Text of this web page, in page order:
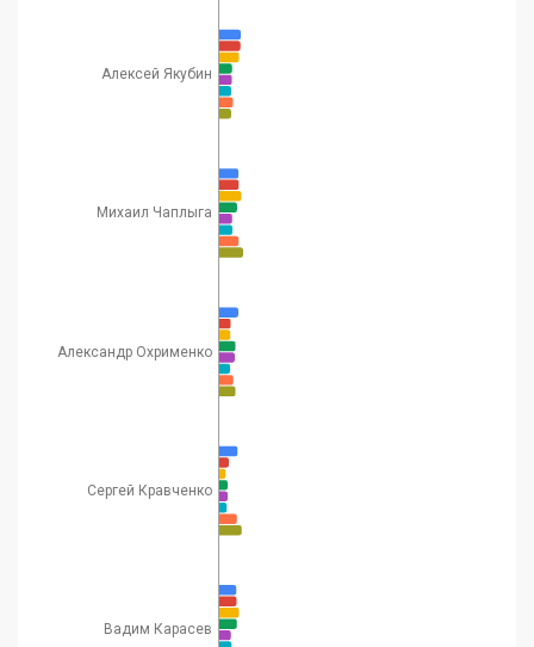
Алексей Якубин
Михаил Чаплыга
Александр Охрименко
Сергей Кравченко
Вадим Карасев